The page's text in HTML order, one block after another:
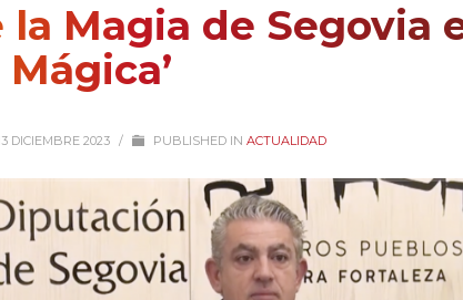
Magia de Segovia
DICIEMBRE 2023 / PUBLISHED IN ACTUALIDAD